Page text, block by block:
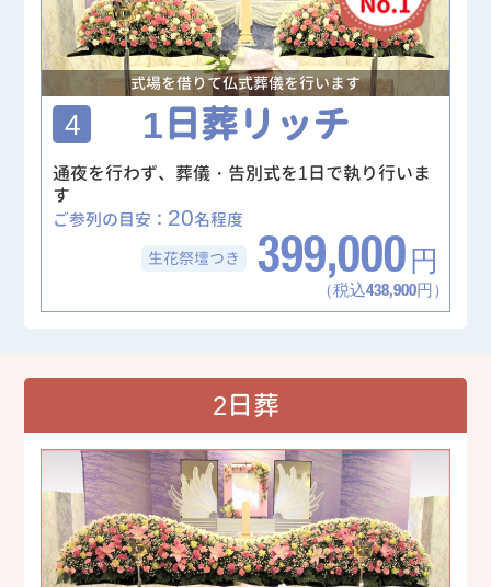
式場を借りて仏式葬儀を行います
4 1日葬リッチ
通夜を行わず、葬儀・告別式を1日で執り行いま
す
ご参列の目安： 20名程度
生花祭壇つき 399,000 円
（税込438,900円）
2日葬